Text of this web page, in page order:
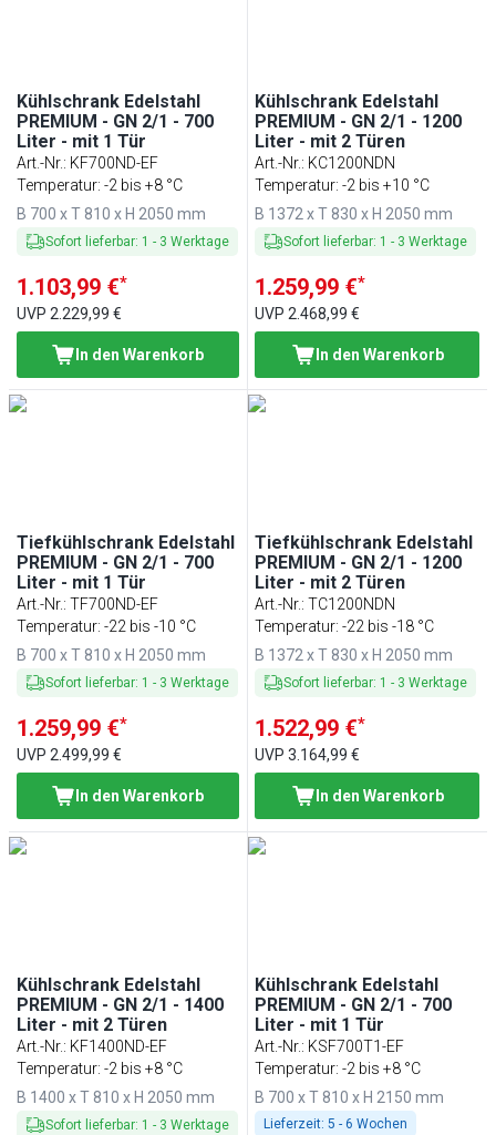
Kühlschrank Edelstahl
PREMIUM - GN 2/1 - 700
Liter - mit 1 Tür
Art.-Nr.: KF700ND-EF
Temperatur: -2 bis +8 °C
B 700 x T 810 x H 2050 mm
Sofort lieferbar: 1 - 3 Werktage
1.103,99 €*
UVP 2.229,99 €
In den Warenkorb
Kühlschrank Edelstahl
PREMIUM - GN 2/1 - 1200
Liter - mit 2 Türen
Art.-Nr.: KC1200NDN
Temperatur: -2 bis +10 °C
B 1372 x T 830 x H 2050 mm
Sofort lieferbar: 1 - 3 Werktage
1.259,99 €*
UVP2.468,99 €
In den Warenkorb
Tiefkühlschrank Edelstahl
PREMIUM - GN 2/1 - 700
Liter - mit 1 Tür
Art.-Nr.: TF700ND-EF
Temperatur: -22 bis -10 °C
B 700 x T 810 x H 2050 mm
Sofort lieferbar: 1 - 3 Werktage
1.259,99 €*
UVP 2.499,99 €
In den Warenkorb
Tiefkühlschrank Edelstahl
PREMIUM - GN 2/1 - 1200
Liter - mit 2 Türen
Art.-Nr.:TC1200NDN
Temperatur: -22 bis -18 °C
B 1372 x T 830 x H 2050 mm
Sofort lieferbar: 1 - 3 Werktage
1.522,99 €*
UVP3.164,99 €
In den Warenkorb
Kühlschrank Edelstahl
PREMIUM - GN 2/1 - 1400
Liter - mit 2 Türen
Art.-Nr.: KF1400ND-EF
Temperatur: -2 bis +8 °C
B 1400 x T 810 x H 2050 mm
Sofort lieferbar: 1 - 3 Werktage
Kühlschrank Edelstahl
PREMIUM - GN 2/1 - 700
Liter - mit 1 Tür
Art.-Nr.: KSF700T1-EF
Temperatur: -2 bis +8 °C
B 700 x T 810 x H 2150 mm
Lieferzeit: 5 - 6 Wochen